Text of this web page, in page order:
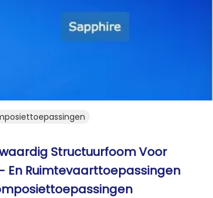
Structuurfoom Voor
En Ruimtevaarttoepassingen